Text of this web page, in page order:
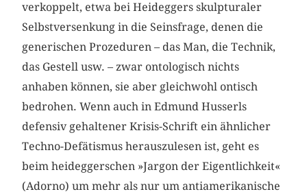
verkoppelt, etwa bei Heideggers skulpturaler
Selbstversenkung in die Seinsfrage, denen die
generischen Prozeduren – das Man, die Technik,
das Gestell usw. – zwar ontologisch nichts
anhaben können, sie aber gleichwohl ontisch
bedrohen. Wenn auch in Edmund Husserls
defensiv gehaltener Krisis-Schrift ein ähnlicher
Techno-Defätismus herauszulesen ist, geht es
beim heideggerschen »Jargon der Eigentlichkeit«
(Adorno) um mehr als nur um antiamerikanische